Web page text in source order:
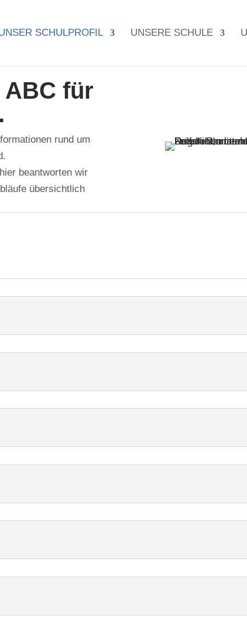
SCHULPROFIL UNSERE SCHULE
für
rund um
beantworten wir
übersichtlich